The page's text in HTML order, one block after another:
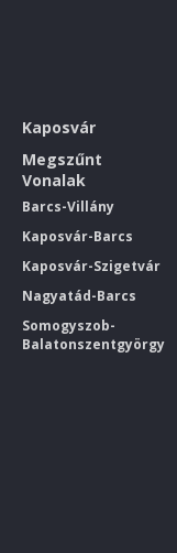
Kaposvár
Megszűnt
Vonalak
Barcs-Villány
Kaposvár-Barcs
Kaposvár-Szigetvár
Nagyatád-Barcs
Somogyszob-
Balatonszentgyörgy